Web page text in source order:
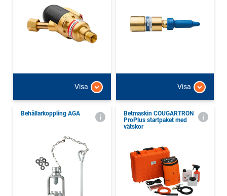
Visa Visa
Behållarkoppling AGA
Betmaskin COUGARTRON
ProPlus startpaket med
vätskor